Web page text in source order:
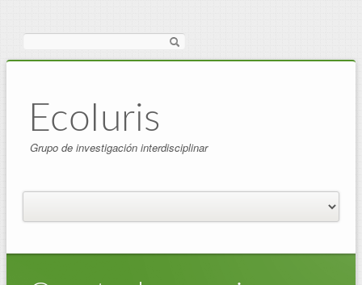
EcoIuris
Grupo de investigación interdisciplinar